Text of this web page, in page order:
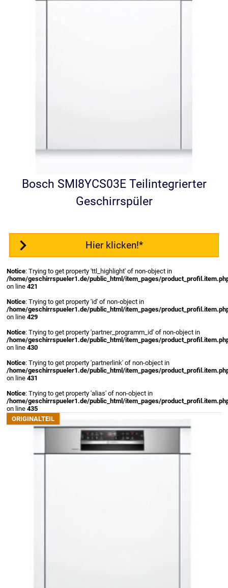
Bosch SMI8YCS03E Teilintegrierter
Geschirrspüler
Hier klicken!*
Notice: Trying to get property 'ttl_highlight' of non-object in
/home/geschirrspueler1.de/public_html/item_pages/
on line421
Notice: Trying to get property 'id' of non-object in
/home/geschirrspueler1.de/public_html/item_pages/
on line429
Notice: Trying to get property 'partner_programm_id' of non-object in
/home/geschirrspueler1.de/public_html/item_pages/
on line430
Notice: Trying to get property 'partnerlink' of non-object in
/home/geschirrspueler1.de/public_html/item_pages/
on line431
Notice: Trying to get property 'alias' of non-object in
/home/geschirrspueler1.de/public_html/item_pages/
on line435